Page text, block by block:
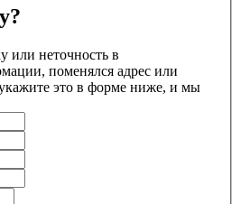
неточность в
поменялся адрес или
это в форме ниже, и мы